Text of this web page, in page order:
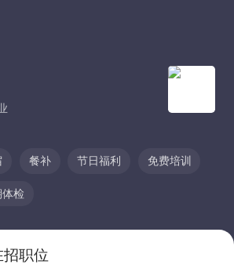
餐补 节日福利 免费培训
检
招职位